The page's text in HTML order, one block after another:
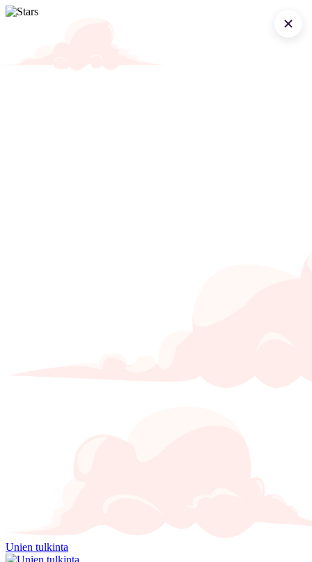
Unien tulkinta